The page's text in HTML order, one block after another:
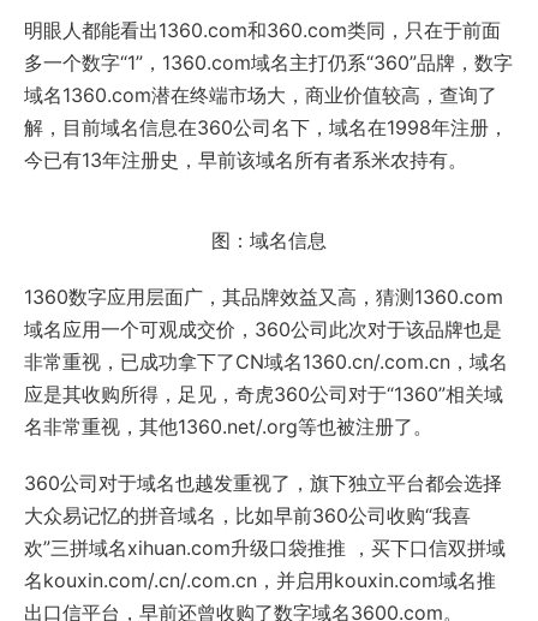
明眼人都能看出1360.com和360.com类同，只在于前面
多一个数字“1”，1360.com域名主打仍系“360”品牌，数字
域名1360.com潜在终端市场大，商业价值较高，查询了
解，目前域名信息在360公司名下，域名在1998年注册，
今已有13年注册史，早前该域名所有者系米农持有。
图：域名信息
1360数字应用层面广，其品牌效益又高，猜测1360.com
域名应用一个可观成交价，360公司此次对于该品牌也是
非常重视，已成功拿下了CN域名1360.cn/.com.cn，域名
应是其收购所得，足见，奇虎360公司对于“1360”相关域
名非常重视，其他1360.net/.org等也被注册了。
360公司对于域名也越发重视了，旗下独立平台都会选择
大众易记忆的拼音域名，比如早前360公司收购“我喜
欢”三拼域名xihuan.com升级口袋推推 ，买下口信双拼域
名kouxin.com/.cn/.com.cn，并启用kouxin.com域名推
出口信平台，早前还曾收购了数字域名3600.com。